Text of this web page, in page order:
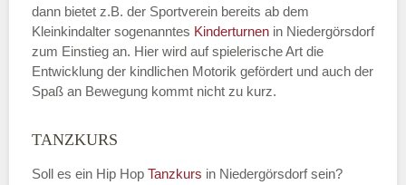
Kontakt E-Mail
dann bietet z.B. der Sportverein bereits ab dem
Kleinkindalter sogenanntes Kinderturnen in Niedergörsdorf
zum Einstieg an. Hier wird auf spielerische Art die
Entwicklung der kindlichen Motorik gefördert und auch der
Spaß an Bewegung kommt nicht zu kurz.
TANZKURS
Soll es ein Hip Hop Tanzkurs in Niedergörsdorf sein?